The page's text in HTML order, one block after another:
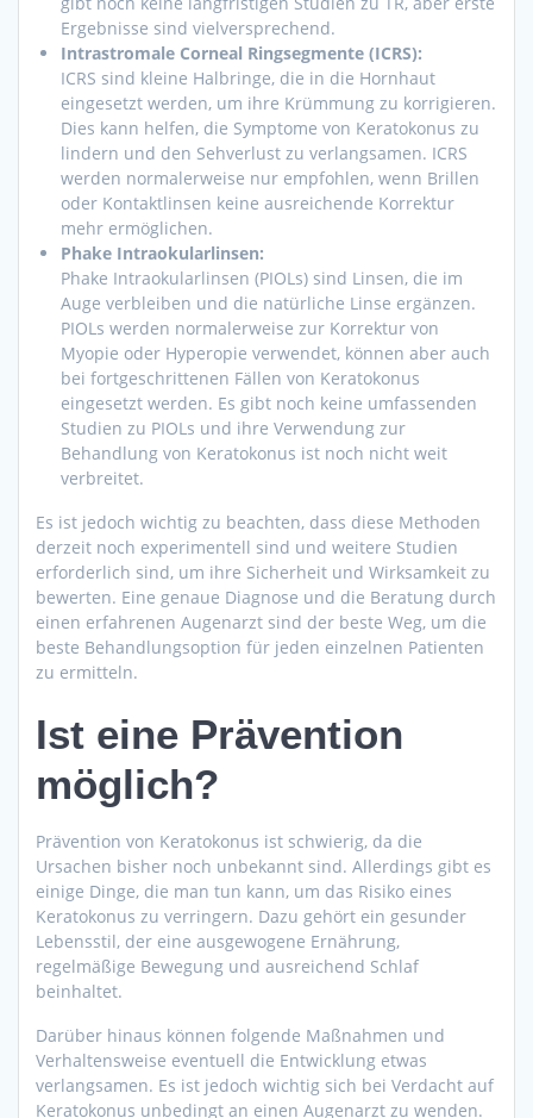
Ergebnisse sind vielversprechend.
Intrastromale Corneal Ringsegmente (ICRS):
ICRS sind kleine Halbringe, die in die Hornhaut
eingesetzt werden, um ihre Krümmung zu korrigieren.
Dies kann helfen, die Symptome von Keratokonus zu
lindern und den Sehverlust zu verlangsamen. ICRS
werden normalerweise nur empfohlen, wenn Brillen
oder Kontaktlinsen keine ausreichende Korrektur
mehr ermöglichen.
Phake Intraokularlinsen:
Phake Intraokularlinsen (PIOLs) sind Linsen, die im
Auge verbleiben und die natürliche Linse ergänzen.
PIOLs werden normalerweise zur Korrektur von
Myopie oder Hyperopie verwendet, können aber auch
bei fortgeschrittenen Fällen von Keratokonus
eingesetzt werden. Es gibt noch keine umfassenden
Studien zu PIOLs und ihre Verwendung zur
Behandlung von Keratokonus ist noch nicht weit
verbreitet.
Es ist jedoch wichtig zu beachten, dass diese Methoden
derzeit noch experimentell sind und weitere Studien
erforderlich sind, um ihre Sicherheit und Wirksamkeit zu
bewerten. Eine genaue Diagnose und die Beratung durch
einen erfahrenen Augenarzt sind der beste Weg, um die
beste Behandlungsoption für jeden einzelnen Patienten
zu ermitteln.
Ist eine Prävention
möglich?
Prävention von Keratokonus ist schwierig, da die
Ursachen bisher noch unbekannt sind. Allerdings gibt es
einige Dinge, die man tun kann, um das Risiko eines
Keratokonus zu verringern. Dazu gehört ein gesunder
Lebensstil, der eine ausgewogene Ernährung,
regelmäßige Bewegung und ausreichend Schlaf
beinhaltet.
Darüber hinaus können folgende Maßnahmen und
Verhaltensweise eventuell die Entwicklung etwas
verlangsamen. Es ist jedoch wichtig sich bei Verdacht auf
Keratokonus unbedingt an einen Augenarzt zu wenden.